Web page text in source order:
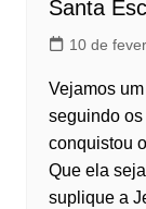
Santa
10 de
Vejamos
seguindo
conquistou
Que ela
suplique a